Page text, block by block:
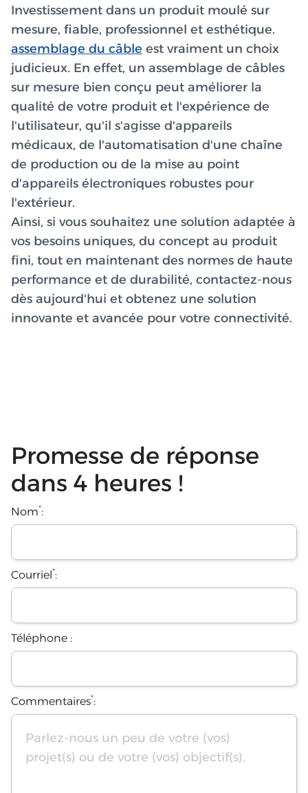
Investissement dans un produit moulé sur
mesure, fiable, professionnel et esthétique.
assemblage du câble est vraiment un choix
judicieux. En effet, un assemblage de câbles
sur mesure bien conçu peut améliorer la
qualité de votre produit et l'expérience de
l'utilisateur, qu'il s'agisse d'appareils
médicaux, de l'automatisation d'une chaîne
de production ou de la mise au point
d'appareils électroniques robustes pour
l'extérieur.
Ainsi, si vous souhaitez une solution adaptée à
vos besoins uniques, du concept au produit
fini, tout en maintenant des normes de haute
performance et de durabilité, contactez-nous
dès aujourd'hui et obtenez une solution
innovante et avancée pour votre connectivité.
Promesse de réponse
dans 4 heures !
Nom*:
Courriel *:
Téléphone :
Commentaires*: